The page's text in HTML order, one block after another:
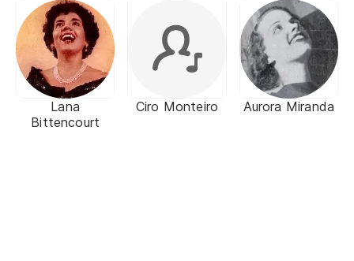
Lana
Bittencourt
Ciro Monteiro Aurora Miranda